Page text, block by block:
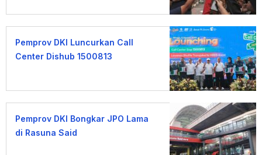
Pemprov DKI Luncurkan Call
Center Dishub 1500813
Pemprov DKI Bongkar JPO Lama
di Rasuna Said